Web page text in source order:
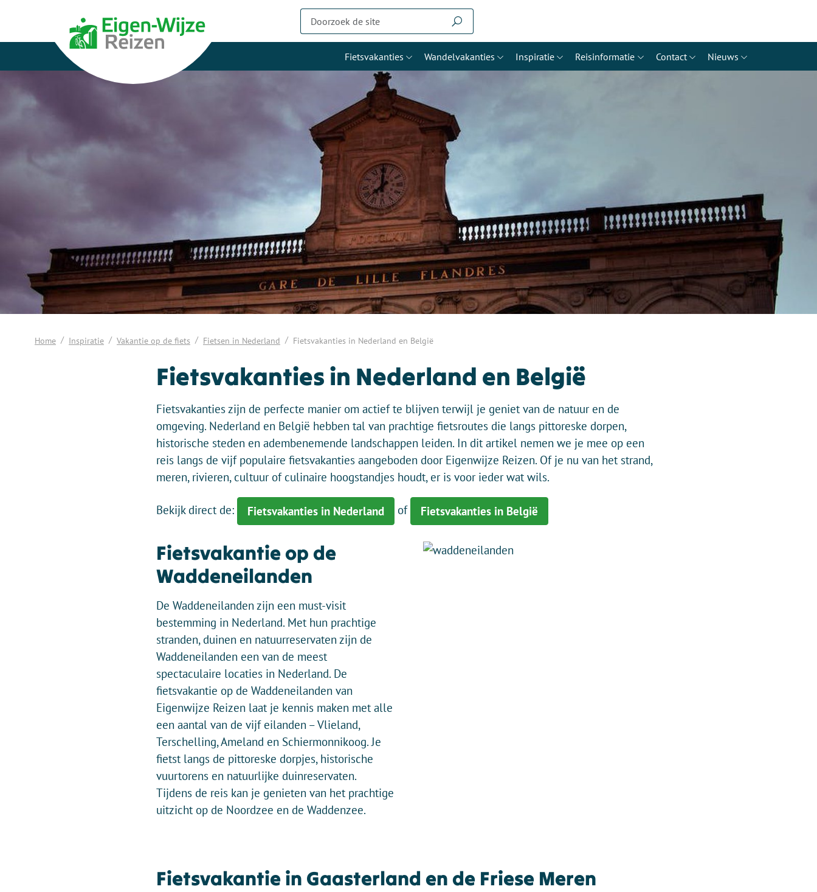
Fietsvakanties Wandelvakanties Inspiratie Reisinformatie Contact Nieuws
Home Inspiratie Vakantie op de fiets Fietsen in Nederland Fietsvakanties in Nederland en België
Fietsvakanties in Nederland en België
Fietsvakanties zijn de perfecte manier om actief te blijven terwijl je geniet van de natuur en de
omgeving. Nederland en België hebben tal van prachtige fietsroutes die langs pittoreske dorpen,
historische steden en adembenemende landschappen leiden. In dit artikel nemen we je mee op een
reis langs de vijf populaire fietsvakanties aangeboden door Eigenwijze Reizen. Of je nu van het strand,
meren, rivieren, cultuur of culinaire hoogstandjes houdt, er is voor ieder wat wils.
Bekijk direct de: Fietsvakanties in Nederland of Fietsvakanties in België
Fietsvakantie op de
Waddeneilanden
De Waddeneilanden zijn een must-visit
bestemming in Nederland. Met hun prachtige
stranden, duinen en natuurreservaten zijn de
Waddeneilanden een van de meest
spectaculaire locaties in Nederland. De
fietsvakantie op de Waddeneilanden van
Eigenwijze Reizen laat je kennis maken met alle
een aantal van de vijf eilanden – Vlieland,
Terschelling, Ameland en Schiermonnikoog. Je
fietst langs de pittoreske dorpjes, historische
vuurtorens en natuurlijke duinreservaten.
Tijdens de reis kan je genieten van het prachtige
uitzicht op de Noordzee en de Waddenzee.
Fietsvakantie in Gaasterland en de Friese Meren